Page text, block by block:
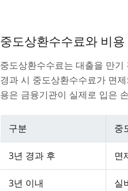
중도상환수수료와 비용
중도상환수수료는 대출을 만
경과 시 중도상환수수료가 면
용은 금융기관이 실제로 입은
구분 중
3년 경과 후 면
3년 이내 실